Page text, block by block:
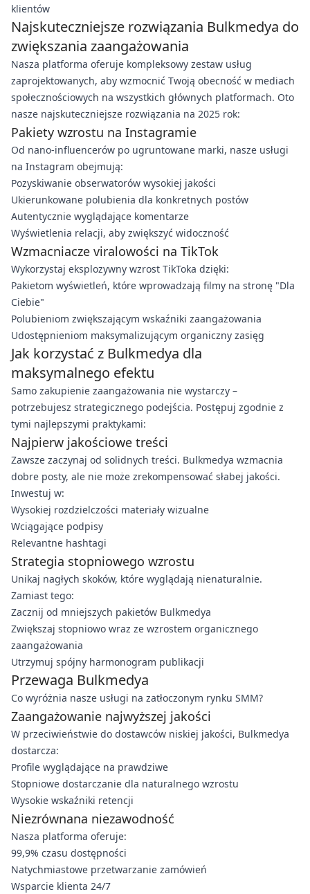
klientów
Najskuteczniejsze rozwiązania Bulkmedya do
zwiększania zaangażowania
Nasza platforma oferuje kompleksowy zestaw usług
zaprojektowanych, aby wzmocnić Twoją obecność w mediach
społecznościowych na wszystkich głównych platformach. Oto
nasze najskuteczniejsze rozwiązania na 2025 rok:
Pakiety wzrostu na Instagramie
Od nano-influencerów po ugruntowane marki, nasze usługi
na Instagram obejmują:
Pozyskiwanie obserwatorów wysokiej jakości
Ukierunkowane polubienia dla konkretnych postów
Autentycznie wyglądające komentarze
Wyświetlenia relacji, aby zwiększyć widoczność
Wzmacniacze viralowości na TikTok
Wykorzystaj eksplozywny wzrost TikToka dzięki:
Pakietom wyświetleń, które wprowadzają filmy na stronę "Dla
Ciebie"
Polubieniom zwiększającym wskaźniki zaangażowania
Udostępnieniom maksymalizującym organiczny zasięg
Jak korzystać z Bulkmedya dla
maksymalnego efektu
Samo zakupienie zaangażowania nie wystarczy –
potrzebujesz strategicznego podejścia. Postępuj zgodnie z
tymi najlepszymi praktykami:
Najpierw jakościowe treści
Zawsze zaczynaj od solidnych treści. Bulkmedya wzmacnia
dobre posty, ale nie może zrekompensować słabej jakości.
Inwestuj w:
Wysokiej rozdzielczości materiały wizualne
Wciągające podpisy
Relevantne hashtagi
Strategia stopniowego wzrostu
Unikaj nagłych skoków, które wyglądają nienaturalnie.
Zamiast tego:
Zacznij od mniejszych pakietów Bulkmedya
Zwiększaj stopniowo wraz ze wzrostem organicznego
zaangażowania
Utrzymuj spójny harmonogram publikacji
Przewaga Bulkmedya
Co wyróżnia nasze usługi na zatłoczonym rynku SMM?
Zaangażowanie najwyższej jakości
W przeciwieństwie do dostawców niskiej jakości, Bulkmedya
dostarcza:
Profile wyglądające na prawdziwe
Stopniowe dostarczanie dla naturalnego wzrostu
Wysokie wskaźniki retencji
Niezrównana niezawodność
Nasza platforma oferuje:
99,9% czasu dostępności
Natychmiastowe przetwarzanie zamówień
Wsparcie klienta 24/7